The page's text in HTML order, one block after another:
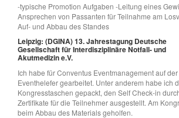
-typische Promotion Aufgaben -Leitung eines
Ansprechen von Passanten für Teilnahme am
Auf- und Abbau des Standes
Leipzig: (DGINA) 13. Jahrestagung Deutsche
Gesellschaft für Interdisziplinäre Notfall- und
Akutmedizin e.V.
Ich habe für Conventus Eventmanagement auf
Eventhelefer gearbeitet. Unter anderem habe ich
Kongresstaschen gepackt, den Self Check-in
Zertifikate für die Teilnehmer ausgestellt. Am
beim Abbau des Materials geholfen.